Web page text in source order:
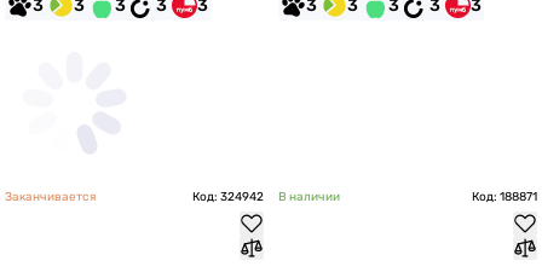
3 3 3 3 3 3 3 3 3 3
Заканчивается Код: 324942 В наличии Код: 188871